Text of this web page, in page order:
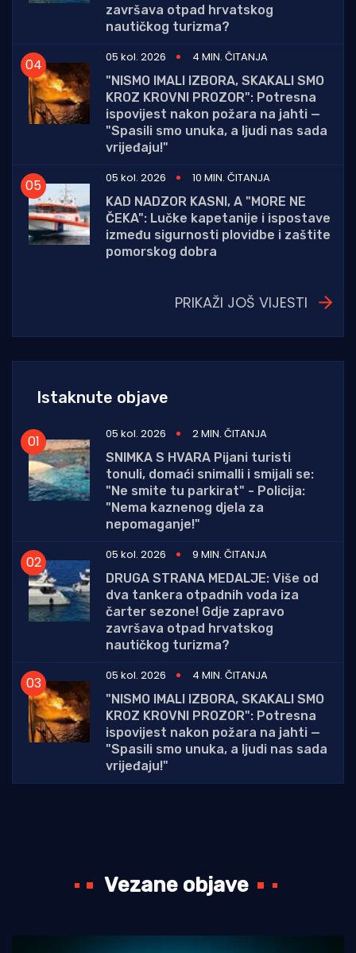
završava otpad hrvatskog
nautičkog turizma?
05 kol. 2026
4 MIN. ČITANJA
"NISMO IMALI IZBORA, SKAKALI SMO
KROZ KROVNI PROZOR": Potresna
ispovijest nakon požara na jahti —
"Spasili smo unuka, a ljudi nas sada
vrijeđaju!"
05 kol. 2026
10 MIN. ČITANJA
KAD NADZOR KASNI, A "MORE NE
ČEKA": Lučke kapetanije i ispostave
između sigurnosti plovidbe i zaštite
pomorskog dobra
PRIKAŽI JOŠ VIJESTI
Istaknute objave
05 kol. 2026
2 MIN. ČITANJA
SNIMKA S HVARA Pijani turisti
tonuli, domaći snimalli i smijali se:
"Ne smite tu parkirat" - Policija:
"Nema kaznenog djela za
nepomaganje!"
05 kol. 2026
9 MIN. ČITANJA
DRUGA STRANA MEDALJE: Više od
dva tankera otpadnih voda iza
čarter sezone! Gdje zapravo
završava otpad hrvatskog
nautičkog turizma?
05 kol. 2026
4 MIN. ČITANJA
"NISMO IMALI IZBORA, SKAKALI SMO
KROZ KROVNI PROZOR": Potresna
ispovijest nakon požara na jahti —
"Spasili smo unuka, a ljudi nas sada
vrijeđaju!"
Vezane objave